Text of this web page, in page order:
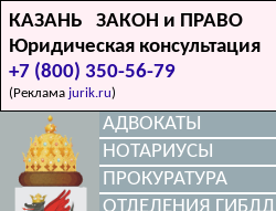
КАЗАНЬ ЗАКОН и ПРАВО
Юридическая консультация
+7 (800) 350-56-79
(Реклама jurik.ru)
АДВОКАТЫ
НОТАРИУСЫ
ПРОКУРАТУРА